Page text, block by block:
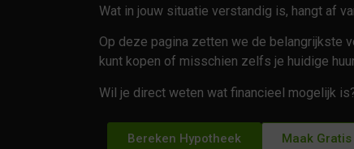
Wat in jouw situatie verstandig is, hangt af
Op deze pagina zetten we de belangrijkste
kunt kopen of misschien zelfs je huidige
Wil je direct weten wat financieel mogelijk
Bereken Hypotheek Maak